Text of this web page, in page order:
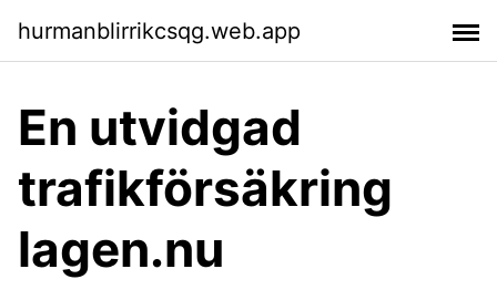
hurmanblirrikcsqg.web.app
En utvidgad
trafikförsäkring
lagen.nu